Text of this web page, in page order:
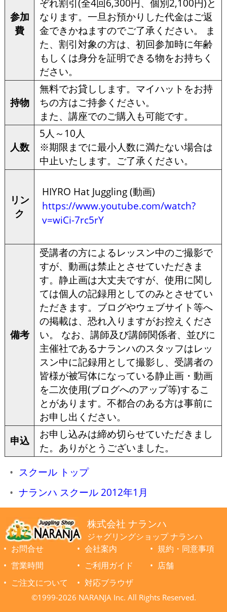
参加
費
ぞれ割引(全4回6,300円、個別2,100円)と
なります。一旦お預かりした代金はご返
金できかねますのでご了承ください。 ま
た、割引対象の方は、初回参加時に年齢
もしくは身分を証明できる物をお持ちく
ださい。
持物
無料でお貸しします。マイハットをお持
ちの方はご持参ください。
また、講座でのご購入も可能です。
人数
5人～10人
※期限までに最小人数に満たない場合は
中止いたします。ご了承ください。
リン
ク
HIYRO Hat Juggling (動画)
https://www.youtube.com/watch?
v=wiCi-7rc5rY
備考
受講者の方によるレッスン中のご撮影で
すが、動画は禁止とさせていただきま
す。静止画は大丈夫ですが、使用に関し
ては個人の記録用としてのみとさせてい
ただきます。ブログやウェブサイト等へ
の掲載は、恐れ入りますがお控えくださ
い。 なお、講師及び講師関係者、並びに
主催社であるナランハのスタッフはレッ
スン中に記録用として撮影し、受講者の
皆様が被写体になっている静止画・動画
を二次使用(ブログへのアップ等)するこ
とがあります。不都合のある方は事前に
お申し出ください。
申込
お申し込みは締め切らせていただきまし
た。ありがとうございました。
スクール トップ
ナランハ スクール 2012年1月
株式会社 ナランハ
ジャグリングショップ ナランハ
お問合せ
会社案内
規約・同意事項
営業時間
ご利用ガイド
店舗
ご注文について
対応ブラウザ
©1999-2026 NARANJA Inc. All Rights Reserved.